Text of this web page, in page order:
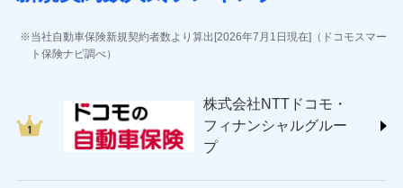
ソニー損害保険株式会社
(https://www.sonysonpo.co.jp/)
ＳＯＭＰＯダイレクト損害保険株式会社
(https://www.sompo-direct.co.jp/)
チューリッヒ保険会社 (https://www.zurich.co.jp/)
当社自動車保険新規契約者数より算出[2026年7月1日現在]（ドコモスマー
ト保険ナビ調べ）
株式会社NTTドコモ・
フィナンシャルグルー
プ